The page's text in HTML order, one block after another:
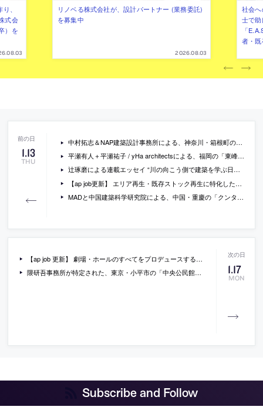
、
式会
）を
リノベる株式会社が、設計パートナー (業務委託)
を募集中
2026.08.03
社会
士で
「
者・
1.13
THU
中村拓志＆NAP建築設計事務所による、神奈川・箱根町の「火の山のツリーハット／Tree Hut on Volcano」。自然を愛する施主が販売する家の第一号として計画、建物を約5mの高さに浮遊させ世俗から離れた空間を実現、内部では神殿を参照して自然との繋がりと地域の人々の山への想いを反映
平瀬有人＋平瀬祐子 / yHa architectsによる、福岡の「東峰村 里山カフェ 棚田屋」。棚田で知られる地域の交流拠点施設で、隣接する伝統家屋のプロポーションを踏襲しつつ量塊を分割することで印象的な造形をつくり、景観調和と交流ハブ創出の両立を目指す
辻琢磨による連載エッセイ “川の向こう側で建築を学ぶ日々” 第９回「ボスが独りで下す決断の切れ味」
【ap job更新】 エリア再生・既存ストック再生に特化した「再生建築研究所」が、中途と、2022年度の新卒・第二新卒の設計スタッフを募集中
MADと中国建築科学研究院による、中国・重慶の「クンタン国際クルーズセンター」設計コンペの勝利案。地域の産業である産業輸送の“ガントリークレーン”にインスパイアされ、6つの独立した高架ビルからなる全長430mの複合施設を計画、2027年までの完成を目指す
1.17
MON
【ap job 更新】 劇場・ホールのすべてをプロデュースする「株式会社シアターワークショップ」が、施設計画（ハード）コンサルティングスタッフを募集中
隈研吾事務所が特定された、東京・小平市の「中央公民館、健康福祉事務センター及び福祉会館の更新等」設計プロポの技術提案書が公開
Subscribe and Follow